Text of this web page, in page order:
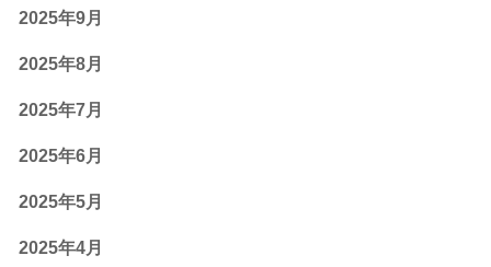
2025年9月
2025年8月
2025年7月
2025年6月
2025年5月
2025年4月